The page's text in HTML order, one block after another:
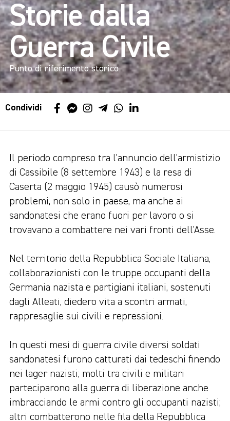
Storie dalla
Guerra Civile
Punto di riferimento storico
Condividi
Il periodo compreso tra l’annuncio dell’armistizio
di Cassibile (8 settembre 1943) e la resa di
Caserta (2 maggio 1945) causò numerosi
problemi, non solo in paese, ma anche ai
sandonatesi che erano fuori per lavoro o si
trovavano a combattere nei vari fronti dell’Asse.
Nel territorio della Repubblica Sociale Italiana,
collaborazionisti con le truppe occupanti della
Germania nazista e partigiani italiani, sostenuti
dagli Alleati, diedero vita a scontri armati,
rappresaglie sui civili e repressioni.
In questi mesi di guerra civile diversi soldati
sandonatesi furono catturati dai tedeschi finendo
nei lager nazisti; molti tra civili e militari
parteciparono alla guerra di liberazione anche
imbracciando le armi contro gli occupanti nazisti;
altri combatterono nelle fila della Repubblica